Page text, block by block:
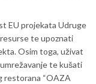
EU projekata Udruge
te upoznati
Osim toga, uživat
te kušati
restorana “OAZA